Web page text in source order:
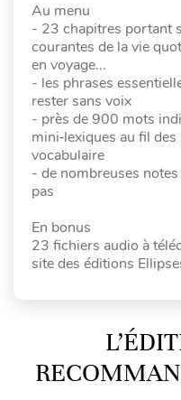
Au menu
- 23 chapitres portant
courantes de la vie
en voyage...
- les phrases
rester sans voix
- près de 900 mots
mini‑lexiques au fil
vocabulaire
- de nombreuses
pas
En bonus
23 fichiers audio à
site des éditions